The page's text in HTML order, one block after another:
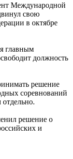
Международной
свою
в октябре
главным
должность
решение
соревнований
решение о
и